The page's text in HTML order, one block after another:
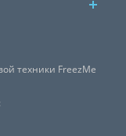
техники FreezMe